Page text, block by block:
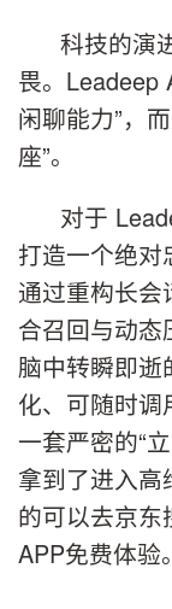
科技的演
畏。Leadeep
闲聊能力”，
座”。
对于
打造一个绝对
通过重构长会
合召回与动
脑中转瞬即
化、可随时
一套严密的“
拿到了进入
的可以去京
APP免费体验。